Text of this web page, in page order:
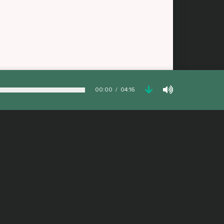
00:00 04:16